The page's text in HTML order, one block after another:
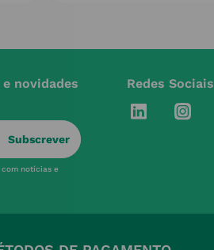
novidades
Subscrever
notícias e
Redes Sociais